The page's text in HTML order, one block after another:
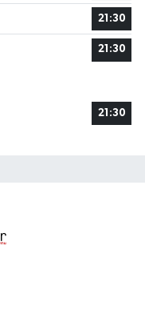
21:30
21:30
21:30